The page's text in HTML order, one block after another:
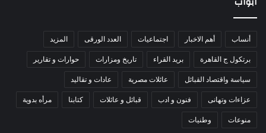
أنساب أهم الاخبار اجتماعيات العدد الورقى المزيد
برتكول ج القاهرة بريد القراء تاريخ ومزارات حوارات و تقارير
سياسة واقتصاد القبائل عائلات مصرية عادات و تقاليد
عزاءات وتهانى فنون و ادب قبائل و عائلات كتابنا مرأه بدوية
منوعات وطنيات